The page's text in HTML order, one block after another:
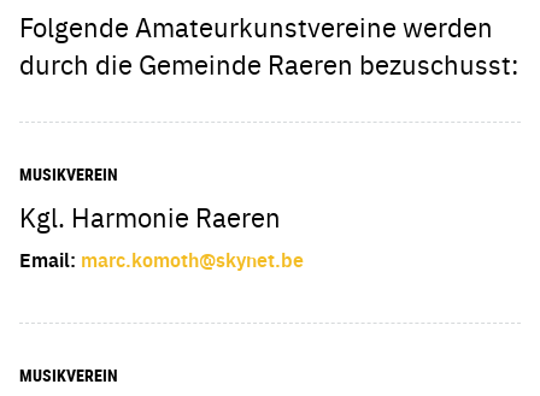
Folgende Amateurkunstvereine werden
durch die Gemeinde Raeren bezuschusst:
MUSIKVEREIN
Kgl. Harmonie Raeren
Email: marc.komoth@skynet.be
MUSIKVEREIN